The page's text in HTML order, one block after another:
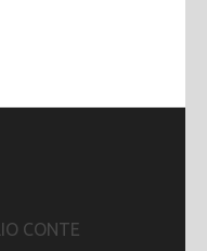
CONTE